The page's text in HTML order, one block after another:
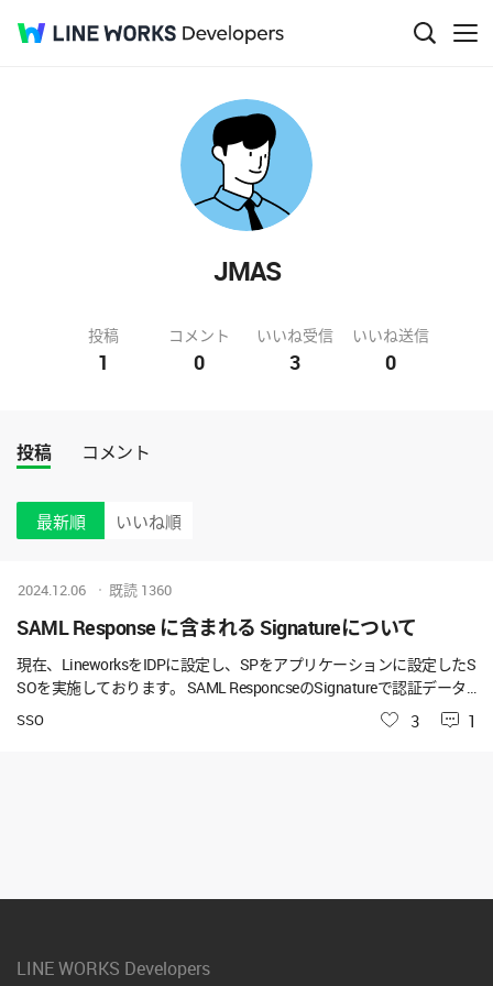
JMAS
投稿
1
コメント
0
いいね受信
3
いいね送信
0
投稿 コメント
最新順 いいね順
SAML Response に含まれる Signatureについて
現在、LineworksをIDPに設定し、SPをアプリケーションに設定したS
SOを実施しております。 SAML ResponcseのSignatureで認証データ
がBase64で返却されておりますが、12/5まではBase64の証明書デー
タがLFで改行され連携されておりましたが、 12/6（本日）より、CR
SSO
2024.12.06 既読 1360
いいね
3 1
LINE WORKS Developers